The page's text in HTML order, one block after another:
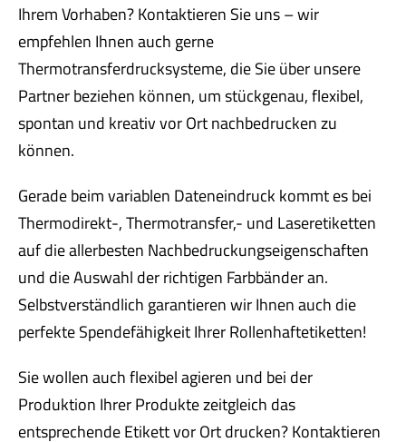
Ihrem Vorhaben? Kontaktieren Sie uns – wir
empfehlen Ihnen auch gerne
Thermotransferdrucksysteme, die Sie über unsere
Partner beziehen können, um stückgenau, flexibel,
spontan und kreativ vor Ort nachbedrucken zu
können.
Gerade beim variablen Dateneindruck kommt es bei
Thermodirekt-, Thermotransfer,- und Laseretiketten
auf die allerbesten Nachbedruckungseigenschaften
und die Auswahl der richtigen Farbbänder an.
Selbstverständlich garantieren wir Ihnen auch die
perfekte Spendefähigkeit Ihrer Rollenhaftetiketten!
Sie wollen auch flexibel agieren und bei der
Produktion Ihrer Produkte zeitgleich das
entsprechende Etikett vor Ort drucken?Kontaktieren